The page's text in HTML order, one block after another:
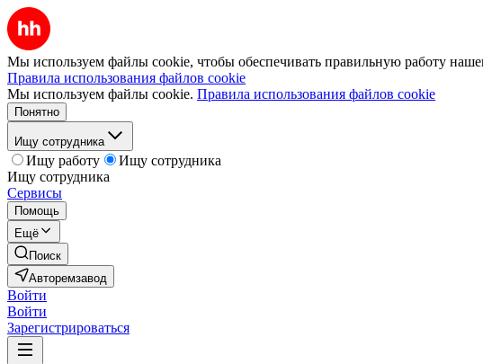
Мы используем файлы cookie, чтобы обеспечивать правильную работу
Правила использования файлов cookie
Мы используем файлы cookie. Правила использования файлов cookie
Понятно
Ищу сотрудника
Ищу работу
Ищу сотрудника
Ищу сотрудника
Сервисы
Помощь
Ещё
Поиск
Авторемзавод
Войти
Войти
Зарегистрироваться